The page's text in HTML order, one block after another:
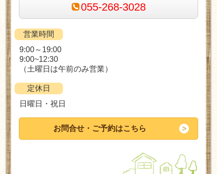
055-268-3028
営業時間
9:00～19:00
9:00~12:30
（土曜日は午前のみ営業）
定休日
日曜日・祝日
お問合せ・ご予約はこちら